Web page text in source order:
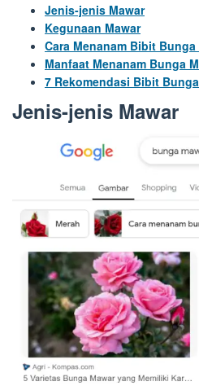
Jenis-jenis Mawar
Kegunaan Mawar
Cara Menanam Bibit Bunga
Manfaat Menanam Bunga
7 Rekomendasi Bibit
Jenis-jenis Mawar